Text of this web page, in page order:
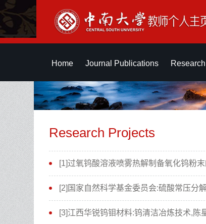
Home Journal Publications
Research Projects
[1]过氧钨酸溶液喷雾热解制备氧化钨粉
[2]国家自然科学基金委员会:硫酸常压分
[3]江西华锐钨钼材料:钨清洁冶炼技术,陈